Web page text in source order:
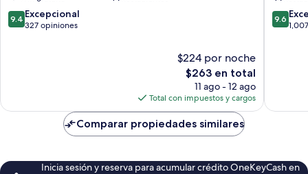
Florencia
9.4
de
9.4 Excepcional
327 opiniones
$224 por noche
El
precio
actual
es
de
$263
$263 en total
11 ago - 12 ago
Total con impuestos y cargos
9.6
de
9.6
Comparar propiedades similares
Inicia sesión y reserva para acumular crédito OneKeyCash en